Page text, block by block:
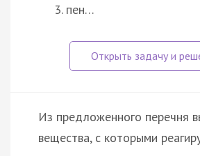
пен…
Из предложенного перечня
вещества, с которыми